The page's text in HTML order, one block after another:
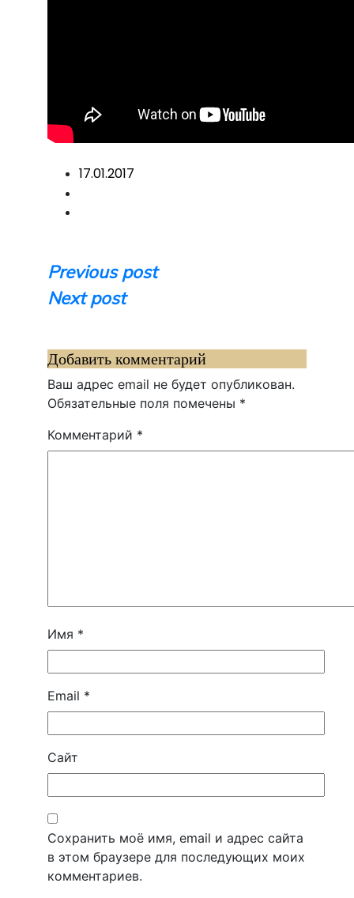
17.01.2017
Навигация
по
Previous post
Next post
Добавить комментарий
Ваш адрес email не будет опубликован.
Обязательные поля помечены *
Комментарий *
Имя *
Email *
Сайт
Сохранить моё имя, email и адрес сайта
в этом браузере для последующих моих
комментариев.